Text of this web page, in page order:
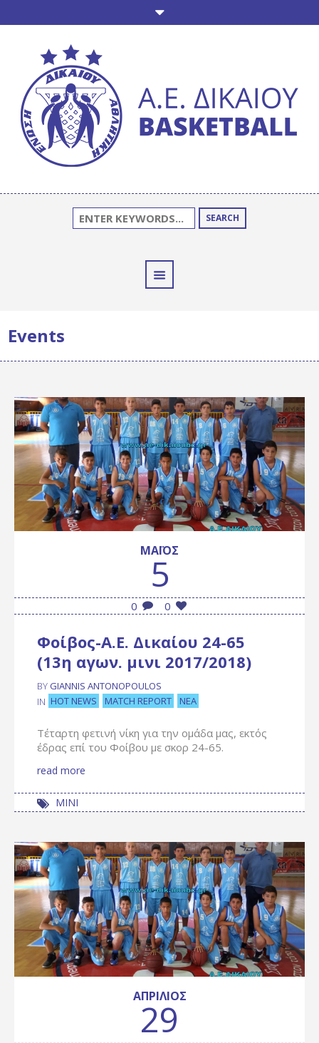
SEARCH
Events
ΜΆΙΟΣ
5
0 0
Φοίβος-Α.Ε. Δικαίου 24-65
(13η αγων. μινι 2017/2018)
BY GIANNIS ANTONOPOULOS
IN HOT NEWS MATCH REPORT ΝΈΑ
Τέταρτη φετινή νίκη για την ομάδα μας, εκτός
έδρας επί του Φοίβου με σκορ 24-65.
read more
ΜΙΝΙ
ΑΠΡΊΛΙΟΣ
29